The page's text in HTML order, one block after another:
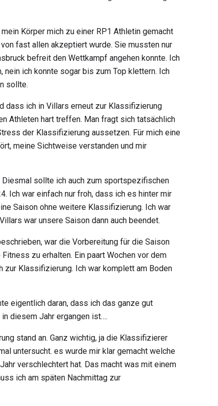
Körper mich zu einer RP1 Athletin gemacht
fast allen akzeptiert wurde. Sie mussten nur
befreit den Wettkampf angehen konnte. Ich
ich konnte sogar bis zum Top klettern. Ich
sollte.
dass ich in Villars erneut zur Klassifizierung
Athleten hart treffen. Man fragt sich tatsächlich
der Klassifizierung aussetzen. Für mich eine
meine Sichtweise verstanden und mir
Diesmal sollte ich auch zum sportspezifischen
Ich war einfach nur froh, dass ich es hinter mir
Saison ohne weitere Klassifizierung. Ich war
war unsere Saison dann auch beendet.
war die Vorbereitung für die Saison
zu erhalten. Ein paart Wochen vor dem
zur Klassifizierung. Ich war komplett am Boden
eigentlich daran, dass ich das ganze gut
diesem Jahr ergangen ist….
stand an. Ganz wichtig, ja die Klassifizierer
untersucht. es wurde mir klar gemacht welche
verschlechtert hat. Das macht was mit einem
ich am späten Nachmittag zur